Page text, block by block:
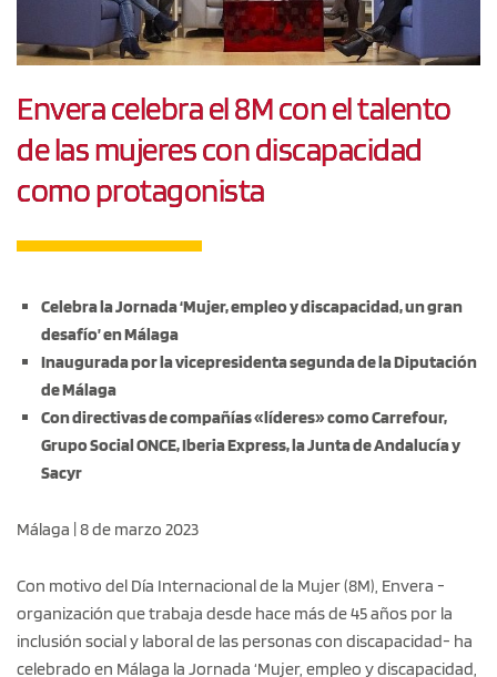
Envera celebra el 8M con el talento
de las mujeres con discapacidad
como protagonista
Celebra la Jornada ‘Mujer, empleo y discapacidad, un gran
desafío’ en Málaga
Inaugurada por la vicepresidenta segunda de la Diputación
de Málaga
Con directivas de compañías «líderes» como Carrefour,
Grupo Social ONCE, Iberia Express, la Junta de Andalucía y
Sacyr
Málaga | 8 de marzo 2023
Con motivo del Día Internacional de la Mujer (8M), Envera -
organización que trabaja desde hace más de 45 años por la
inclusión social y laboral de las personas con discapacidad- ha
celebrado en Málaga la Jornada ‘Mujer, empleo y discapacidad,